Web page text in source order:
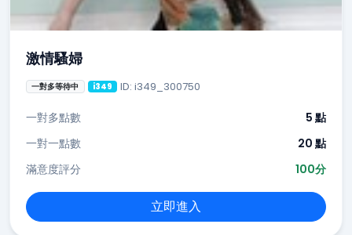
激情騷婦
一對多等待中 i349 ID: i349_300750
一對多點數
5 點
一對一點數
20 點
滿意度評分
100分
立即進入